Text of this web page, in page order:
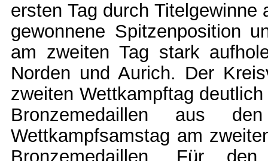
ersten Tag durch
gewonnene Spitzenposition
am zweiten Tag stark
Norden und Aurich. Der
zweiten Wettkampftag
Bronzemedaillen aus
Wettkampfsamstag am
Bronzemedaillen. Für